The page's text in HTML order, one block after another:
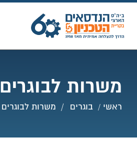
משרות לבוגרים
ראשי בוגרים משרות לבוגרים